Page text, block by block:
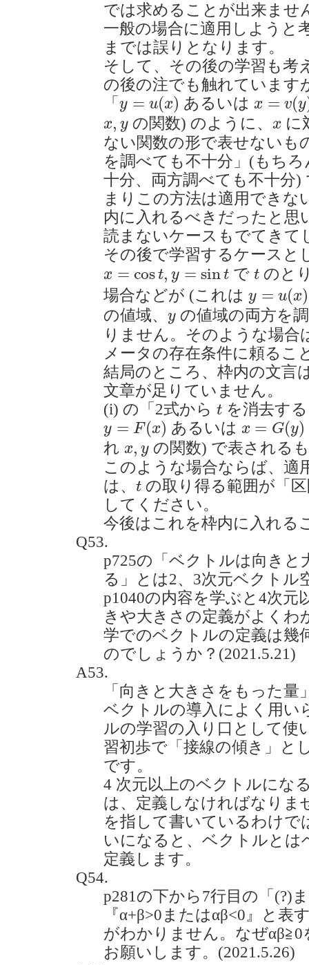
では求めることが出来ませ
一般の場合に適用しようと
までは誤りとなります。
そして、その後の学習も考
の後の注でも触れています
「 y = u(x)
y=u (x) あるいは x = v(y
x =v y)
x, y
x, y の関数) のように、 x
x に
ない関数の形で表せないも
を調べても不十分」(もち
十分、両方調べても不十分
まりこの方法は適用できな
内に入れるべきだったと思
読まないケースもでてきて
その後で学習するケースと
x = cost, y = sint
x= cost,y= sin でt
t のと
場合などが (これは y = u(x)
y (x)
の値域、 y
y の値域の両方を
りません。そのような場合
メータの存在条件に頼るこ
結局のところ、枠内の文言
文章が足りていません。
(i) の「2式から t
t を消去す
y = F(x)
y= F (x) あるいは x = G(y)
x=G(y)
れ x, y
x, y の関数) で表される
このような場合ならば、適
は、 t
t の取り得る範囲が「
してください。
今後はこれを枠内に入れる
Q53.
p725の「ベクトルは向き
る」とは2、3次元ベクトル
p1040の内容を学ぶと4次元
きや大きさの定義がよくわ
学でのベクトルの定義は幾
のでしょうか？(2021.5.21)
A53.
「向きと大きさをもった
ベクトルの導入によく用い
ルの学習の入り口として使
習初歩で「接線の傾き」と
です。
4 次元以上のベクトルにな
は、定義しなければなりま
を指して書いているわけで
いになると、ベクトルとは
定義します。
Q54.
p281の下から7行目の「(?)
『α+β>0またはαβ<0』と
がわかりません。なぜ
お願いします。(2021.5.26)